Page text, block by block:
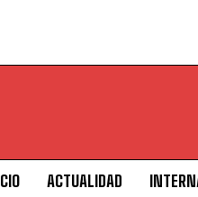
ACTUALIDAD